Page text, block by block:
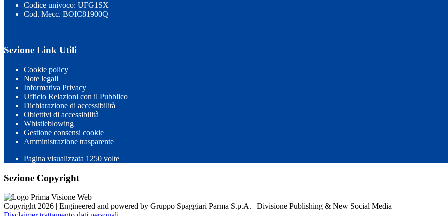
Codice univoco: UFG1SX
Cod. Mecc. BOIC81900Q
Sezione Link Utili
Cookie policy
Note legali
Informativa Privacy
Ufficio Relazioni con il Pubblico
Dichiarazione di accessibilità
Obiettivi di accessibilità
Whistleblowing
Gestione consensi cookie
Amministrazione trasparente
Pagina visualizzata 1250 volte
Sezione Copyright
Copyright 2026 | Engineered and powered by Gruppo Spaggiari Parma S.p.A. | Divisione Publishing & New Social Media